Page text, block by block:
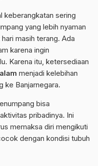
keberangkatan sering
yang lebih nyaman
masih terang. Ada
karena ingin
Karena itu, ketersediaan
menjadi kelebihan
ke Banjarnegara.
bisa
pribadinya. Ini
memaksa diri mengikuti
dengan kondisi tubuh